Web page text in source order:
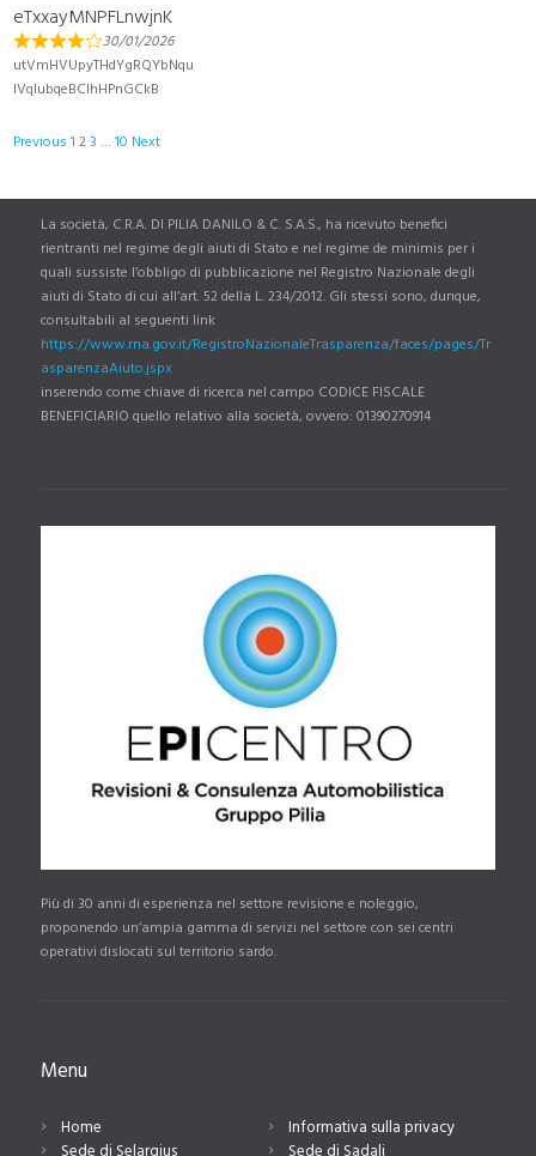
eTxxayMNPFLnwjnK
30/01/2026
utVmHVUpyTHdYgRQYbNqu
lVqIubqeBCIhHPnGCkB
Site
navigation
Previous Page
1 Page
2Page
3 … Page
10 Next
La società, C.R.A. DI PILIA DANILO & C. S.A.S., ha ricevuto benefici
rientranti nel regime degli aiuti di Stato e nel regime de minimis per i
quali sussiste l’obbligo di pubblicazione nel Registro Nazionale degli
aiuti di Stato di cui all’art. 52 della L. 234/2012. Gli stessi sono, dunque,
consultabili al seguenti link
https://www.rna.gov.it/RegistroNazionaleTrasparenza/faces/pages/Tr
asparenzaAiuto.jspx
inserendo come chiave di ricerca nel campo CODICE FISCALE
BENEFICIARIO quello relativo alla società, ovvero: 01390270914
Più di 30 anni di esperienza nel settore revisione e noleggio,
proponendo un’ampia gamma di servizi nel settore con sei centri
operativi dislocati sul territorio sardo.
Menu
Home
Informativa sulla privacy